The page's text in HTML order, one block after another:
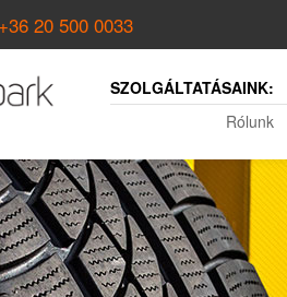
+36 20 500 0033
SZOLGÁLTATÁSAINK:
Rólunk